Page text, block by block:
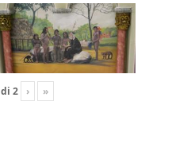
di 2 › »